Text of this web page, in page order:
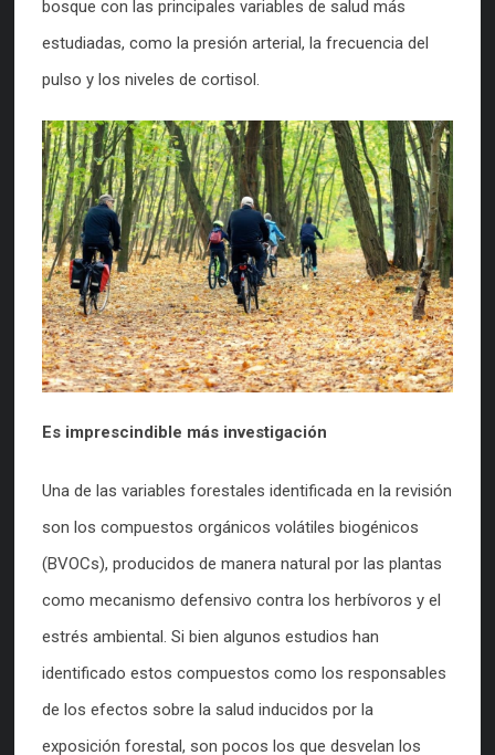
bosque con las principales variables de salud más
estudiadas, como la presión arterial, la frecuencia del
pulso y los niveles de cortisol.
Es imprescindible más investigación
Una de las variables forestales identificada en la revisión
son los compuestos orgánicos volátiles biogénicos
(BVOCs), producidos de manera natural por las plantas
como mecanismo defensivo contra los herbívoros y el
estrés ambiental. Si bien algunos estudios han
identificado estos compuestos como los responsables
de los efectos sobre la salud inducidos por la
exposición forestal, son pocos los que desvelan los